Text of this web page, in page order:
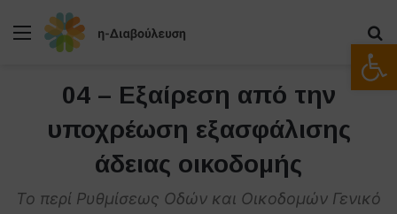
Μενού
04 – Εξαίρεση από την
υποχρέωση εξασφάλισης
άδειας οικοδομής
Το περί Ρυθμίσεως Οδών και Οικοδομών Γενικό